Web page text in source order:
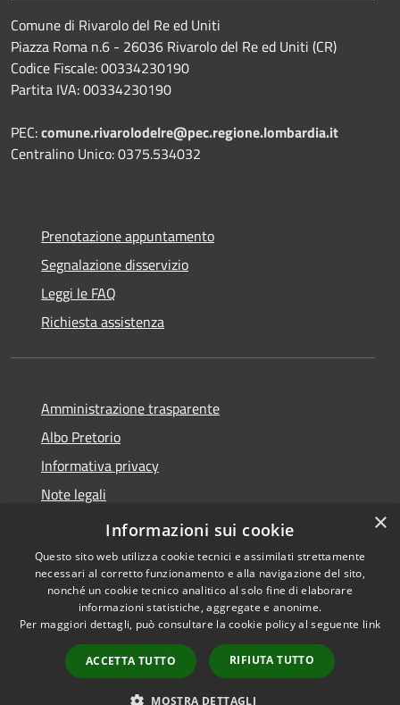
Comune di Rivarolo del Re ed Uniti
Piazza Roma n.6 - 26036 Rivarolo del Re ed Uniti (CR)
Codice Fiscale: 00334230190
Partita IVA: 00334230190
PEC:comune.rivarolodelre@pec.regione.lombardia.it
Centralino Unico: 0375.534032
Prenotazione appuntamento
Segnalazione disservizio
Leggi le FAQ
Richiesta assistenza
Amministrazione trasparente
Albo Pretorio
Informativa privacy
Note legali
Dichiarazione di accessibilità
Accessibilità
Copyright © 2026 • Comune di
Rivarolo del Re ed Uniti •
Powered byMunicipium
Accesso redazione
×
Informazioni sui cookie
Questo sito web utilizza cookie tecnici e assimilati strettamente
necessari al corretto funzionamento e alla navigazione del sito,
nonché un cookie tecnico analitico al solo fine di elaborare
informazioni statistiche, aggregate e anonime.
Per maggiori dettagli, può consultare la cookie policy al seguente link
ACCETTA TUTTO RIFIUTA TUTTO
MOSTRA DETTAGLI